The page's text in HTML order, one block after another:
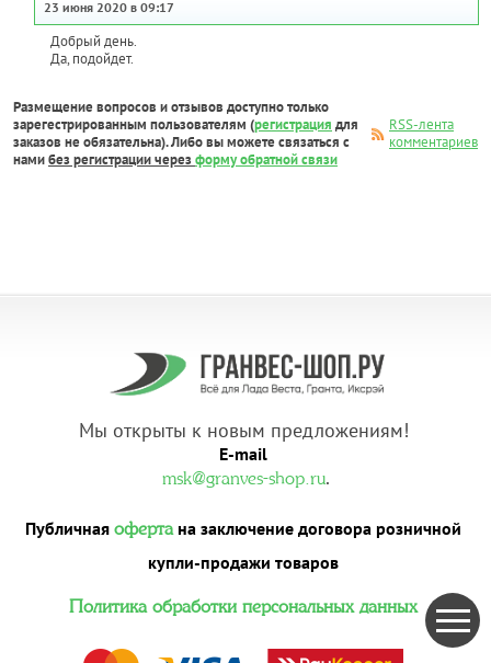
23 июня 2020 в 09:17
Добрый день.
Да, подойдет.
Размещение вопросов и отзывов доступно только
зарегестрированным пользователям (регистрация для
заказов не обязательна). Либо вы можете связаться с
намибез регистрации через форму обратной связи
RSS-лента
комментариев
Мы открыты к новым предложениям!
E-mail
msk@granves-shop.ru.
Публичная офертана заключение договора розничной
купли-продажи товаров
Политика обработки персональных данных